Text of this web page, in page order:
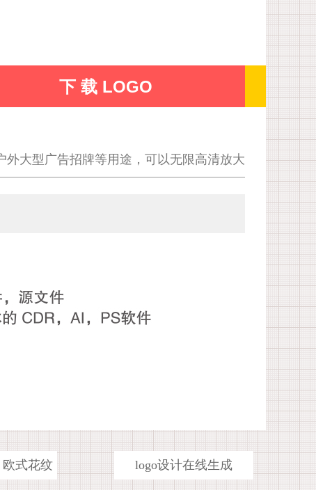
下 载 LOGO
外大型广告招牌等用途，可以无限高清放大
欧式花纹 logo设计在线生成